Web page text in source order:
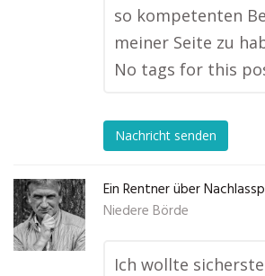
so kompetenten
meiner Seite zu
No tags for this
Nachricht senden
Ein Rentner über
Niedere Börde
Ich wollte